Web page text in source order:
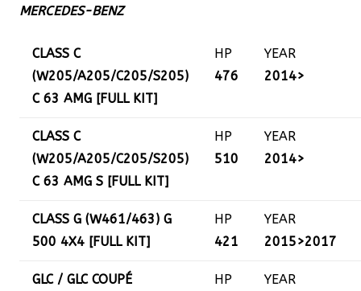
MERCEDES-BENZ
CLASS C
(W205/A205/C205/S205)
C 63 AMG [FULL KIT]
HP
476
YEAR
2014>
CLASS C
(W205/A205/C205/S205)
C 63 AMG S [FULL KIT]
HP
510
YEAR
2014>
CLASS G (W461/463) G
500 4X4 [FULL KIT]
HP
421
YEAR
2015>2017
GLC / GLC COUPÉ HP YEAR